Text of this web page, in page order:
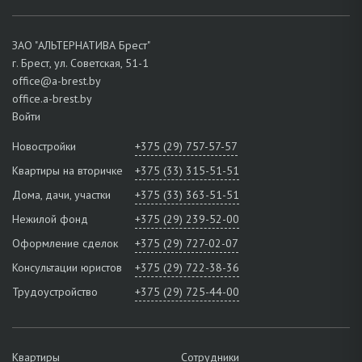
ЗАО "АЛЬТЕРНАТИВА Брест"
г. Брест, ул. Советская, 51-1
office@a-brest.by
office.a-brest.by
Войти
Новостройки
+375 (29) 757-57-57
Квартиры на вторичке
+375 (33) 315-51-51
Дома, дачи, участки
+375 (33) 363-51-51
Нежилой фонд
+375 (29) 239-52-00
Оформление сделок
+375 (29) 727-02-07
Консультации юристов
+375 (29) 722-38-36
Трудоустройство
+375 (29) 725-44-00
Квартиры Сотрудники